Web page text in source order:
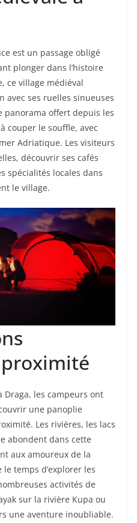
est un passage obligé
plonger dans l’histoire
ce village médiéval
avec ses ruelles sinueuses
panorama offert depuis les
couper le souffle, avec
Adriatique. Les visiteurs
découvrir ses cafés
spécialités locales dans
le village.
Draga, les campeurs ont
une panoplie
Les rivières, les lacs
abondent dans cette
aux amoureux de la
le temps d’explorer les
activités de
sur la rivière Kupa ou
une aventure inoubliable.